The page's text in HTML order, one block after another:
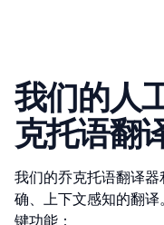
我们的人
克托语翻
我们的乔克托语翻译
确、上下文感知的翻
键功能：